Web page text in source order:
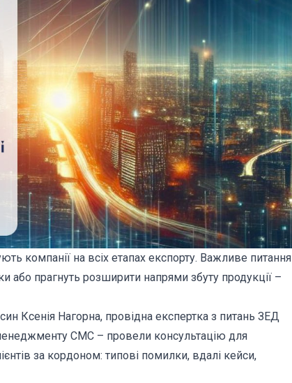
компанії на всіх етапах експорту. Важливе питання
або прагнуть розширити напрями збуту продукції –
Ксенія Нагорна, провідна експертка з питань ЗЕД
СМС – провели консультацію для
за кордоном: типові помилки, вдалі кейси,